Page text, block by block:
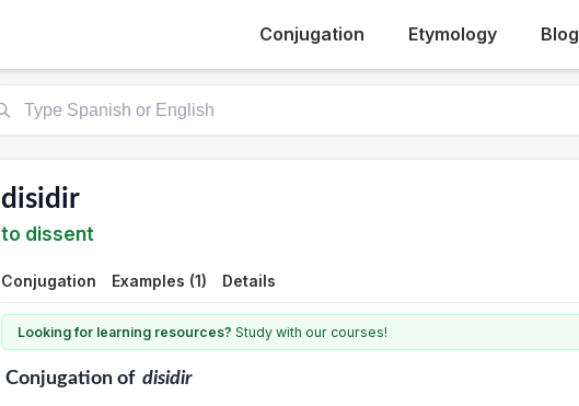
Conjugation Etymology Blog
disidir
to dissent
Conjugation Examples (1) Details
Looking for learning resources? Study with our courses!
Conjugationof disidir